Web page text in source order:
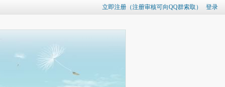
立即注册（注册审核可向QQ群索取） 登录